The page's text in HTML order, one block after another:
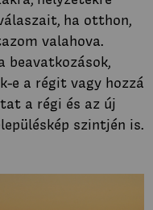
ha otthon,
valahova.
beavatkozások,
e a régit vagy hozzá
a régi és az új
szintjén is.